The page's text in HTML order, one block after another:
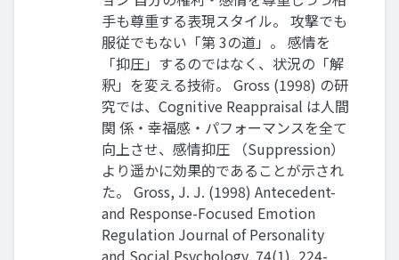
手も尊重する表現スタイル。 攻撃でも
服従でもない「第 3の道」。 感情を
「抑圧」するのではなく、状況の「解
釈」を変える技術。 Gross (1998) の研
究では、Cognitive Reappraisal は人間
関 係・幸福感・パフォーマンスを全て
向上させ、感情抑圧 （Suppression）
より遥かに効果的であることが示され
た。 Gross, J. J. (1998) Antecedent-
and Response-Focused Emotion
Regulation Journal of Personality
and Social Psychology, 74(1), 224-